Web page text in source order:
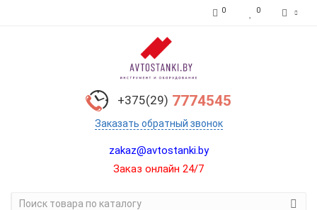
0 0
+375(29) 7774545
Заказать обратный звонок
zakaz@avtostanki.by
Заказ онлайн 24/7